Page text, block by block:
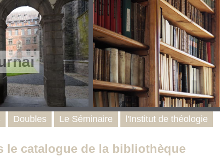
le catalogue de la bibliothèque
Doubles Le Séminaire l'Institut de théologie